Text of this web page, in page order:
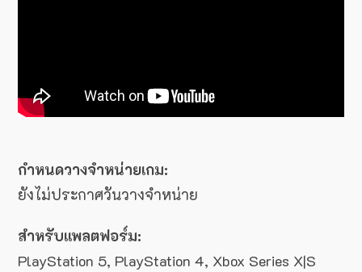
กำหนดวางจำหน่ายเกม:
ยังไม่ประกาศวันวางจำหน่าย
สำหรับแพลตฟอร์ม:
PlayStation 5, PlayStation 4, Xbox Series X|S